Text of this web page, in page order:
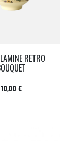
RETRO
Prix
10,00 €